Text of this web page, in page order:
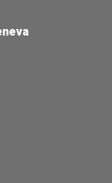
à mon
de la pièce, s'il
ici.